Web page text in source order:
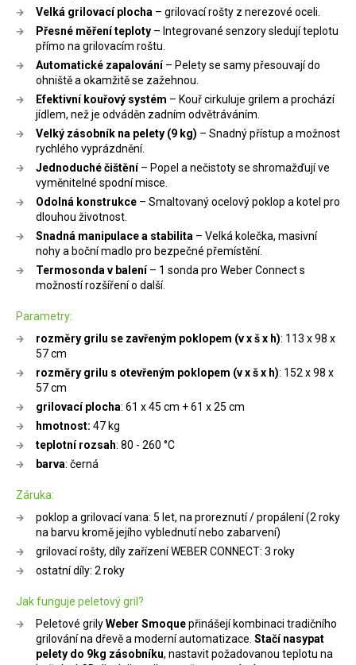
Velká grilovací plocha – grilovací rošty z nerezové oceli.
Přesné měření teploty – Integrované senzory sledují teplotu
přímo na grilovacím roštu.
Automatické zapalování– Pelety se samy přesouvají do
ohniště a okamžitě se zažehnou.
Efektivní kouřový systém – Kouř cirkuluje grilem a prochází
jídlem, než je odváděn zadním odvětráváním.
Velký zásobník na pelety (9 kg) – Snadný přístup a možnost
rychlého vyprázdnění.
Jednoduché čištění– Popel a nečistoty se shromažďují ve
vyměnitelné spodní misce.
Odolná konstrukce – Smaltovaný ocelový poklop a kotel pro
dlouhou životnost.
Snadná manipulace a stabilita – Velká kolečka, masivní
nohy a boční madlo pro bezpečné přemístění.
Termosonda v balení– 1 sonda pro Weber Connect s
možností rozšíření o další.
Parametry:
rozměry grilu se zavřeným poklopem (v x š x h): 113 x 98 x
57 cm
rozměry grilu s otevřeným poklopem (v x š x h): 152 x 98 x
57 cm
grilovací plocha: 61 x 45 cm + 61 x 25 cm
hmotnost: 47 kg
teplotní rozsah: 80 - 260 °C
barva: černá
Záruka:
poklop a grilovací vana: 5 let, na proreznutí / propálení (2 roky
na barvu kromě jejího vyblednutí nebo zabarvení)
grilovací rošty, díly zařízení WEBER CONNECT: 3 roky
ostatní díly: 2 roky
Jak funguje peletový gril?
Peletové grilyWeber Smoquepřinášejí kombinaci tradičního
grilování na dřevě a moderní automatizace. Stačí nasypat
pelety do 9kg zásobníku, nastavit požadovanou teplotu na